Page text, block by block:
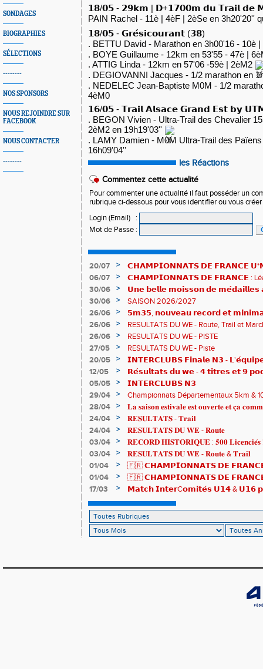
SONDAGES
BIOGRAPHIES
SÉLECTIONS
--------
NOS SPONSORS
NOUS REJOINDRE SUR
FACEBOOK
NOUS CONTACTER
--------
𝟭𝟴/𝟬𝟱 - 𝟮𝟵𝗸𝗺 | 𝗗+𝟭𝟳𝟬𝟬𝗺 𝗱𝘂 𝗧𝗿𝗮𝗶𝗹 𝗱𝗲
PAIN Rachel - 11è | 4èF | 2èSe en 3h20'20''
𝟭𝟴/𝟬𝟱 - 𝗚𝗿𝗲́𝘀𝗶𝗰𝗼𝘂𝗿𝗮𝗻𝘁 (𝟯𝟴)
. BETTU David - Marathon en 3h00'16 - 10è
. BOYE Guillaume - 12km en 53'55 - 47è |
. ATTIG Linda - 12km en 57'06 -59è | 2èM2
. DEGIOVANNI Jacques - 1/2 marathon en
. NEDELEC Jean-Baptiste M0M - 1/2
4èM0
𝟭𝟲/𝟬𝟱 - 𝗧𝗿𝗮𝗶𝗹 𝗔𝗹𝘀𝗮𝗰𝗲 𝗚𝗿𝗮𝗻𝗱 𝗘𝘀𝘁 𝗯𝘆
. BEGON Vivien - Ultra-Trail des Chevalier
2èM2 en 19h19'03''
. LAMY Damien - M0M Ultra-Trail des
16h09'04''
les Réactions
Commentez cette actualité
Pour commenter une actualité il faut posséder un
rubrique ci-dessous pour vous identifier ou vous
Login (Email)
:
Mot de Passe :
20/07 >
𝗖𝗛𝗔𝗠𝗣𝗜𝗢𝗡𝗡𝗔𝗧𝗦 𝗗𝗘 𝗙𝗥𝗔𝗡𝗖𝗘
𝗵𝗶𝘀𝘁𝗼𝗿𝗶𝗾𝘂𝗲𝘀 !
06/07 >
𝗖𝗛𝗔𝗠𝗣𝗜𝗢𝗡𝗡𝗔𝗧𝗦 𝗗𝗘 𝗙𝗥𝗔𝗡𝗖𝗘 : Léane
83è !
30/06 >
𝗨𝗻𝗲 𝗯𝗲𝗹𝗹𝗲 𝗺𝗼𝗶𝘀𝘀𝗼𝗻 𝗱𝗲
𝗔𝗨𝗥𝗔 !
30/06 >
SAISON 2026/2027
26/06
>
𝟱𝗺𝟯𝟱, 𝗻𝗼𝘂𝘃𝗲𝗮𝘂 𝗿𝗲𝗰𝗼𝗿𝗱 𝗲𝘁
𝗖𝗵𝗮𝗺𝗽𝗶𝗼𝗻𝗻𝗮𝘁𝘀 𝗱𝘂 𝗠𝗼𝗻𝗱𝗲 𝗨𝟮𝟬
26/06 >
RESULTATS DU WE - Route, Trail et
26/06
>
RESULTATS DU WE - PISTE
27/05
>
RESULTATS DU WE - Piste
20/05
>
𝗜𝗡𝗧𝗘𝗥𝗖𝗟𝗨𝗕𝗦 𝗙𝗶𝗻𝗮𝗹𝗲 𝗡𝟯 -
𝟯𝟮𝟰𝟮𝟳𝗽𝘁𝘀
12/05 >
𝗥𝗲́𝘀𝘂𝗹𝘁𝗮𝘁𝘀 𝗱𝘂 𝘄𝗲 - 𝟰 𝘁𝗶𝘁𝗿𝗲𝘀 𝗲𝘁 𝟵
05/05
>
𝗜𝗡𝗧𝗘𝗥𝗖𝗟𝗨𝗕𝗦 𝗡𝟯
29/04
>
Championnats Départementaux 5km &
de bronze et un max de plaisir pour tous !
28/04 >
𝐋𝐚 𝐬𝐚𝐢𝐬𝐨𝐧 𝐞𝐬𝐭𝐢𝐯𝐚𝐥𝐞 𝐞𝐬𝐭 𝐨𝐮𝐯𝐞𝐫𝐭𝐞 𝐞𝐭 𝐜̧𝐚
24/04
>
𝐑𝐄𝐒𝐔𝐋𝐓𝐀𝐓𝐒 - 𝐓𝐫𝐚𝐢𝐥
24/04
>
𝐑𝐄𝐒𝐔𝐋𝐓𝐀𝐓𝐒 𝐃𝐔 𝐖𝐄 - 𝐑𝐨𝐮𝐭𝐞
03/04
>
𝐑𝐄𝐂𝐎𝐑𝐃 𝐇𝐈𝐒𝐓𝐎𝐑𝐈𝐐𝐔𝐄 : 𝟓𝟎𝟎 𝐋𝐢𝐜𝐞𝐧𝐜𝐢𝐞́𝐬
03/04
>
𝐑𝐄𝐒𝐔𝐋𝐓𝐀𝐓𝐒 𝐃𝐔 𝐖𝐄 - 𝐑𝐨𝐮𝐭𝐞 & 𝐓𝐫𝐚𝐢𝐥
01/04
>
🇫🇷 𝗖𝗛𝗔𝗠𝗣𝗜𝗢𝗡𝗡𝗔𝗧𝗦 𝗗𝗘 𝗙𝗥𝗔𝗡𝗖𝗘
résultats
01/04 >
🇫🇷 𝗖𝗛𝗔𝗠𝗣𝗜𝗢𝗡𝗡𝗔𝗧𝗦 𝗗𝗘 𝗙𝗥𝗔𝗡𝗖𝗘
𝒕𝒓𝒂𝒊𝒍𝒆𝒖𝒓𝒔 𝒓𝒂𝒎𝒆̀𝒏𝒆𝒏𝒕 4 𝒎𝒆́𝒅𝒂𝒊𝒍𝒍𝒆𝒔 !
17/03 >
𝗠𝗮𝘁𝗰𝗵 𝗜𝗻𝘁𝗲𝗿C𝗼𝗺𝗶𝘁𝗲́𝘀 𝗨𝟭𝟰 & 𝗨𝟭𝟲